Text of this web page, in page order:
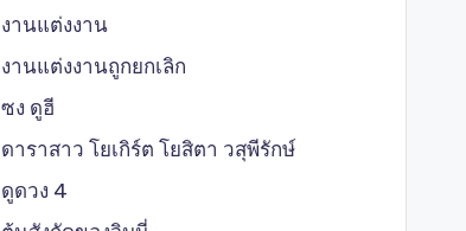
งานแต่งงาน
งานแต่งงานถูกยกเลิก
ซง ดูฮี
ดาราสาว โยเกิร์ต โยสิตา วสุพีรักษ์
ดูดวง 4